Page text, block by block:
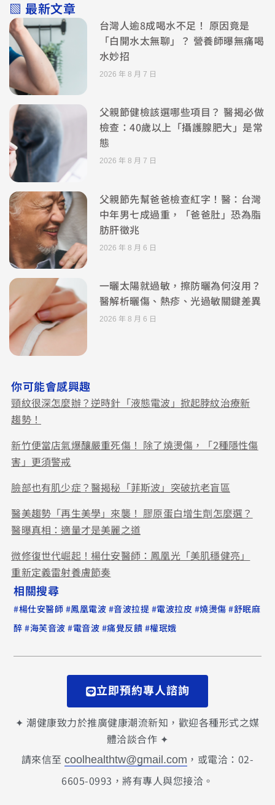
▧ 最新文章
台灣人逾8成喝水不足！ 原因竟是
「白開水太無聊」？ 營養師曝無痛喝
水妙招
2026 年 8 月 7 日
父親節健檢該選哪些項目？ 醫揭必做
檢查：40歲以上「攝護腺肥大」是常
態
2026 年 8 月 7 日
父親節先幫爸爸檢查紅字！醫：台灣
中年男七成過重，「爸爸肚」恐為脂
肪肝徵兆
2026 年 8 月 6 日
一曬太陽就過敏，擦防曬為何沒用？
醫解析曬傷、熱疹、光過敏關鍵差異
2026 年 8 月 6 日
你可能會感興趣
頸紋很深怎麼辦？逆時針「液態電波」掀起脖紋治療新
趨勢！
新竹便當店氣爆釀嚴重死傷！ 除了燒燙傷，「2種隱性傷
害」更須警戒
臉部也有肌少症？醫揭秘「菲斯波」突破抗老盲區
醫美趨勢「再生美學」來襲！ 膠原蛋白增生劑怎麼選？
醫曝真相：適量才是美麗之道
微修復世代崛起！楊仕安醫師：鳳凰光「美肌穩健亮」
重新定義雷射養膚節奏
相關搜尋
#楊仕安醫師 #鳳凰電波 #音波拉提 #電波拉皮 #燒燙傷 #舒眠麻
醉 #海芙音波 #電音波 #痛覺反饋 #權珉娥
立即預約專人諮詢
✦ 潮健康致力於推廣健康潮流新知，歡迎各種形式之媒
體洽談合作 ✦
請來信至coolhealthtw@gmail.com ，或電洽：02-
6605-0993，將有專人與您接洽。